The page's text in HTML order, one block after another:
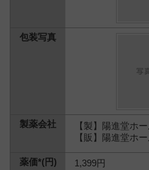
【製】陽進堂ホ
【販】陽進堂ホ
1,399円